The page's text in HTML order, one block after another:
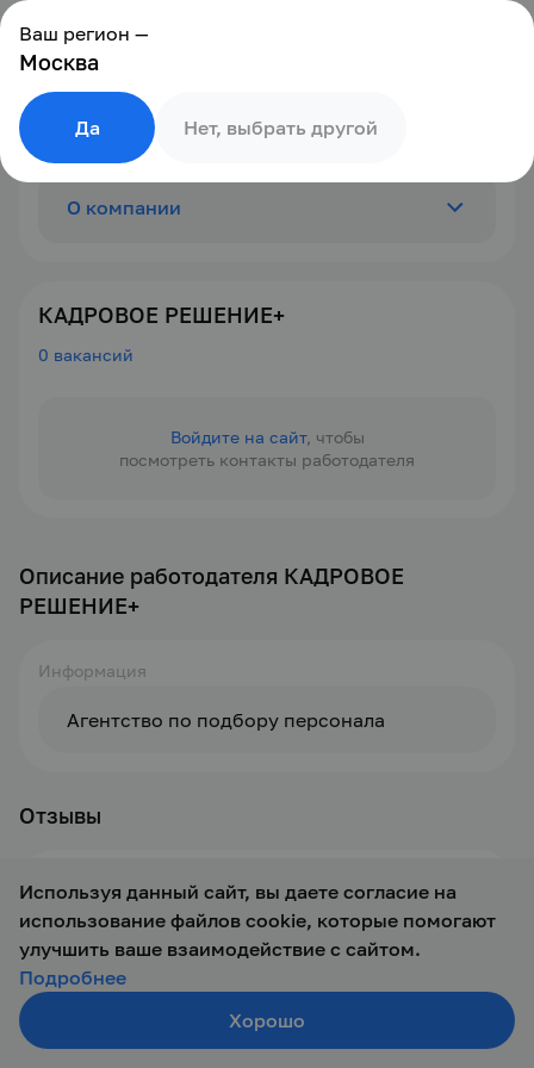
КАДРОВОЕ РЕШЕНИЕ+
0 вакансий
Войдите на сайт, чтобы
посмотреть контакты работодателя
О компании
Описание работодателя КАДРОВОЕ
РЕШЕНИЕ+
Информация
Агентство по подбору персонала
Отзывы
У компании еще нет отзывов
Оставить отзыв
Используя данный сайт, вы даете согласие на
использование файлов cookie, которые помогают
улучшить ваше взаимодействие с сайтом.
Подробнее
Хорошо
Ваш регион —
Москва
Нет, выбрать другой
Да